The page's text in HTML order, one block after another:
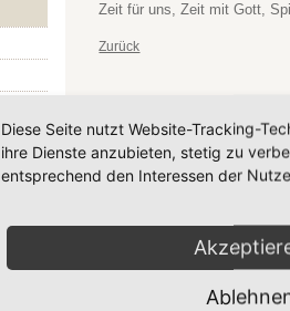
Zeit für uns, Zeit mit Gott,
Zurück
Diese Seite nutzt Website-Tracking-
ihre Dienste anzubieten, stetig zu
entsprechend den Interessen der